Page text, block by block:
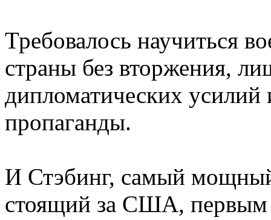
Требовалось научиться
страны без вторжения,
дипломатических
пропаганды.
И Стэбинг, самый
стоящий за США, первым